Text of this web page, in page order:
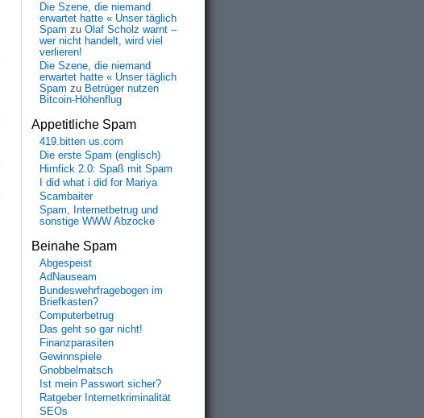
Die Szene, die niemand
erwartet hatte « Unser täglich
Spam zu Olaf Scholz warnt –
wer nicht handelt, wird viel
verlieren!
Die Szene, die niemand
erwartet hatte « Unser täglich
Spam zu Betrüger nutzen
Bitcoin-Höhenflug
Appetitliche Spam
419.bitten us.com
Die erste Spam (englisch)
Hirnfick 2.0: Spaß mit Spam
I did what i did for Mariya
Scambaiter
Spam, Internetbetrug und
sonstige WWW Abzocke
Beinahe Spam
Abgespeist
AdNauseam
Bundeswehrfragebogen im
Briefkasten?
Computerbetrug
Das geht so gar nicht!
Finanzparasiten
Gewinnspiele
Gnobbelmatsch
Ist mein Passwort sicher?
Ratgeber Internetkriminalität
SEOs